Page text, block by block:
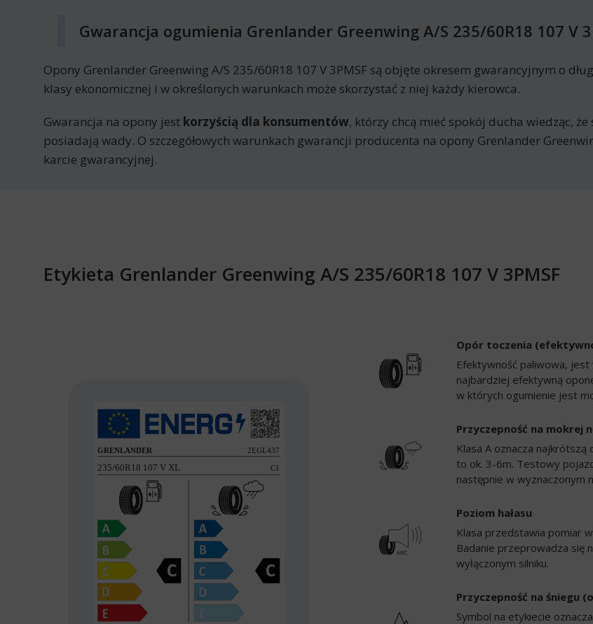
Gwarancja ogumienia Grenlander Greenwing A/S 235/60R18 107 V
Opony Grenlander Greenwing A/S 235/60R18 107 V 3PMSF są objęte okresem gwarancyjnym o
klasy ekonomicznej i w określonych warunkach może skorzystać z niej każdy kierowca.
Gwarancja na opony jest korzyścią dla konsumentów, którzy chcą mieć spokój ducha wiedząc,
posiadają wady. O szczegółowych warunkach gwarancji producenta na opony Grenlander
karcie gwarancyjnej.
Etykieta Grenlander Greenwing A/S 235/60R18 107 V 3PMSF
Opór toczenia
Efektywność paliwowa, jest
najbardziej efektywną
w których ogumienie jest
Przyczepność na mokrej
Klasa A oznacza najkrótszą
to ok. 3-6m. Testowy
następnie w wyznaczonym
Poziom hałasu
Klasa przedstawia pomiar
Badanie przeprowadza się
wyłączonym silniku.
Przyczepność na śniegu
Symbol na etykiecie